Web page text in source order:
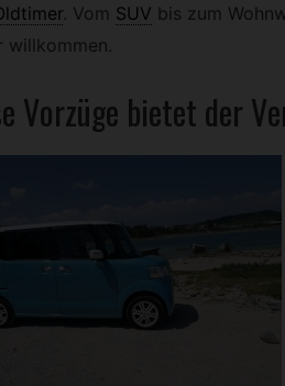
. Vom SUV bis zum
willkommen.
Vorzüge bietet der